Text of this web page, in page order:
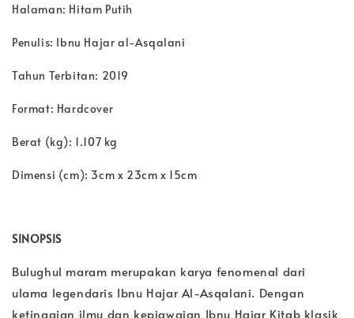
Halaman: Hitam Putih
Penulis: Ibnu Hajar al-Asqalani
Tahun Terbitan: 2019
Format: Hardcover
Berat (kg): 1.107 kg
Dimensi (cm): 3cm x 23cm x 15cm
SINOPSIS
Bulughul maram merupakan karya fenomenal dari
ulama legendaris Ibnu Hajar Al-Asqalani. Dengan
ketinggian ilmu dan kepiawaian Ibnu Hajar Kitab klasik